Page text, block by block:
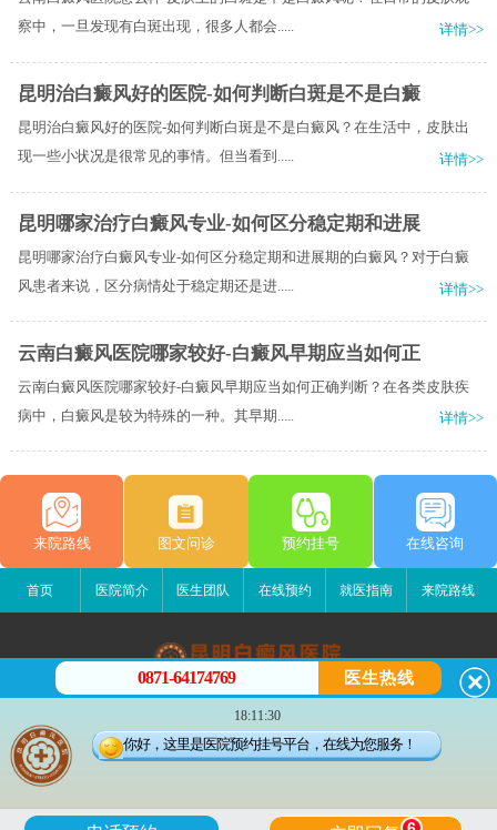
察中，一旦发现有白斑出现，很多人都会.....
详情>>
昆明治白癜风好的医院-如何判断白斑是不是白癜
昆明治白癜风好的医院-如何判断白斑是不是白癜风？在生活中，皮肤出
现一些小状况是很常见的事情。但当看到.....
详情>>
昆明哪家治疗白癜风专业-如何区分稳定期和进展
昆明哪家治疗白癜风专业-如何区分稳定期和进展期的白癜风？对于白癜
风患者来说，区分病情处于稳定期还是进.....
详情>>
云南白癜风医院哪家较好-白癜风早期应当如何正
云南白癜风医院哪家较好-白癜风早期应当如何正确判断？在各类皮肤疾
病中，白癜风是较为特殊的一种。其早期.....
详情>>
来院路线 图文问诊 预约挂号 在线咨询
首页 医院简介 医生团队 在线预约 就医指南 来院路线
昆明白癜风医院
昆明市五华区护国路2号
版权所有：昆明白癜风医院
滇公安备 53010202000563号
0871-64174769 医生热线
18:11:30
你好，这里是医院预约挂号平台，在线为您服务！